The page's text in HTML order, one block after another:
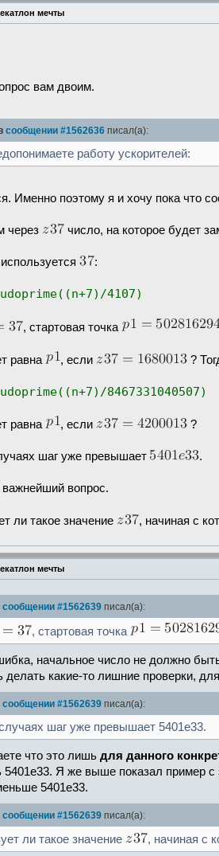
мечты
вам двоим.
сообщении #1562636 писал(а):
работу ускорителей:
Именно поэтому я и хочу пока что
через число, на которое будет
:
4107)
, стартовая точка
равна , если ?
8467331040507)
равна , если ?
шаг уже превышает .
важнейший вопрос.
ли такое значение , начиная с
мечты
сообщении #1562639 писал(а):
, стартовая точка
начальное число не должно
делать какие-то лишние проверки,
сообщении #1562639 писал(а):
шаг уже превышает 5401e33.
что это лишь для данного
5401e33. Я же выше показал пример с
5401e33.
сообщении #1562639 писал(а):
ли такое значение , начиная с